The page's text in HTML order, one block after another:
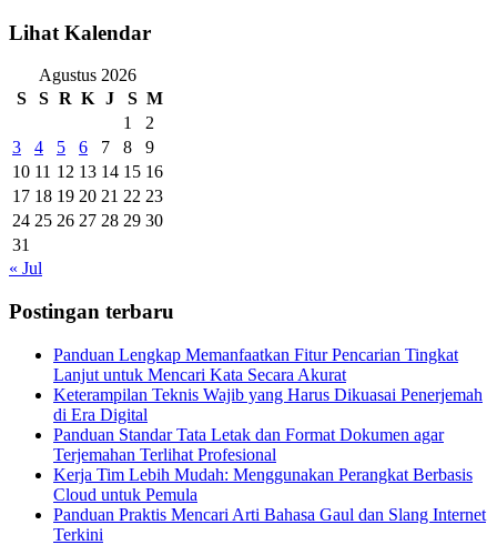
Lihat Kalendar
Agustus 2026
S
S R K J S M
1
2
3
4 5 6 7 8
9
10 11 12 13 14 15 16
17 18 19 20 21 22 23
24 25 26 27 28 29 30
31
« Jul
Postingan terbaru
Panduan Lengkap Memanfaatkan Fitur Pencarian Tingkat
Lanjut untuk Mencari Kata Secara Akurat
Keterampilan Teknis Wajib yang Harus Dikuasai Penerjemah
di Era Digital
Panduan Standar Tata Letak dan Format Dokumen agar
Terjemahan Terlihat Profesional
Kerja Tim Lebih Mudah: Menggunakan Perangkat Berbasis
Cloud untuk Pemula
Panduan Praktis Mencari Arti Bahasa Gaul dan Slang Internet
Terkini